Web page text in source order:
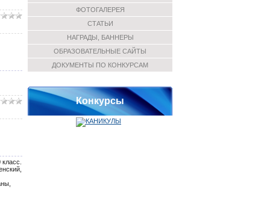
ФОТОГАЛЕРЕЯ
СТАТЬИ
НАГРАДЫ, БАННЕРЫ
ОБРАЗОВАТЕЛЬНЫЕ САЙТЫ
ДОКУМЕНТЫ ПО КОНКУРСАМ
Конкурсы